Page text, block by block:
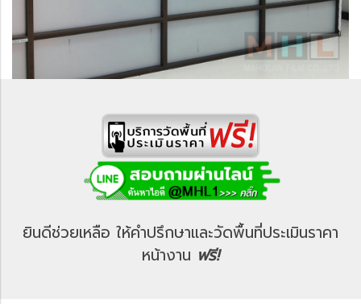
ยินดีช่วยเหลือ ให้คำปรึกษาและวัดพื้นที่ประเมินราคา
หน้างาน ฟรี!